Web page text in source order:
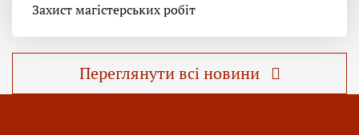
Захист магістерських робіт
Переглянути всі новини